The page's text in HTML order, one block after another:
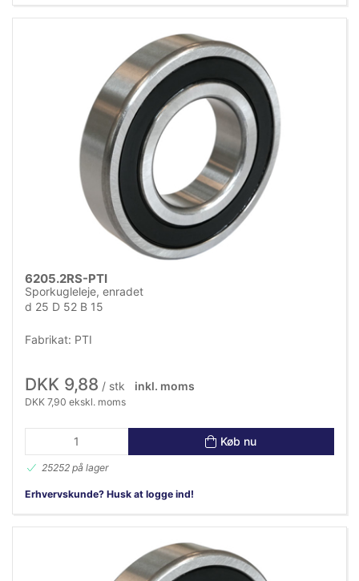
6205.2RS-PTI
Sporkugleleje, enradet
d 25 D 52 B 15
Fabrikat: PTI
DKK 9,88 / stk inkl. moms
DKK 7,90 ekskl. moms
Køb nu
25252 på lager
Erhvervskunde? Husk at logge ind!